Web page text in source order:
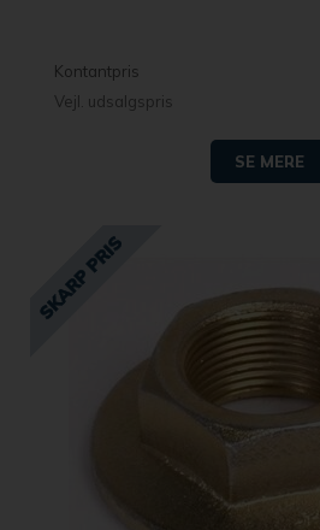
Kontantpris
Vejl. udsalgspris
SE MERE